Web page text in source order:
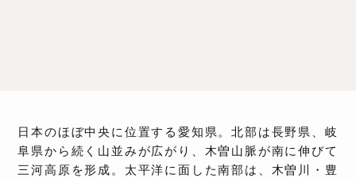
日本のほぼ中央に位置する愛知県。北部は長野県、岐
阜県から続く山並みが広がり、木曽山脈が南に伸びて
三河高原を形成。太平洋に面した南部は、木曽川・豊